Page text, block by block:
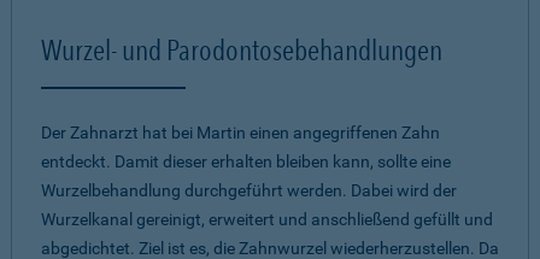
Wurzel- und Parodontosebehandlungen
Der Zahnarzt hat bei Martin einen angegriffenen Zahn
entdeckt. Damit dieser erhalten bleiben kann, sollte eine
Wurzelbehandlung durchgeführt werden. Dabei wird der
Wurzelkanal gereinigt, erweitert und anschließend gefüllt und
abgedichtet. Ziel ist es, die Zahnwurzel wiederherzustellen. Da